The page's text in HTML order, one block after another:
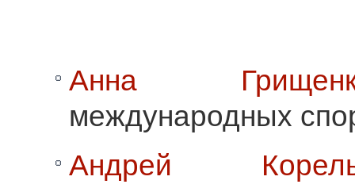
Анна
международных
Андрей